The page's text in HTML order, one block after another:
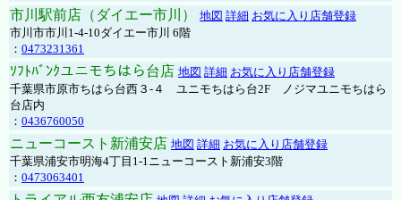
市川駅前店（ダイエー市川） 地図 詳細 お気に入り店舗登録
市川市市川1-4-10ダイエー市川 6階
： 0473231361
ｿﾌﾄﾊﾞﾝｸユニモちはら台店 地図 詳細 お気に入り店舗登録
千葉県市原市ちはら台西３-４ ユニモちはら台2F ノジマユニモちはら
台店内
： 0436760050
ニューコースト新浦安店 地図 詳細 お気に入り店舗登録
千葉県浦安市明海4丁目1-1ニューコースト新浦安3階
： 0473063401